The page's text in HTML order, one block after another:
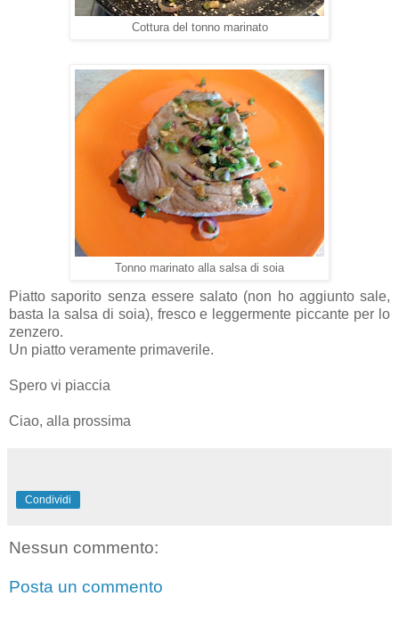
Cottura del tonno marinato
Tonno marinato alla salsa di soia
Piatto saporito senza essere salato (non ho aggiunto sale,
basta la salsa di soia), fresco e leggermente piccante per lo
zenzero.
Un piatto veramente primaverile.
Spero vi piaccia
Ciao, alla prossima
Condividi
Nessun commento:
Posta un commento